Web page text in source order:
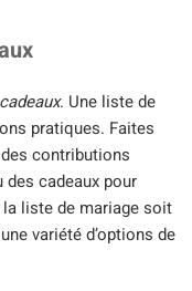
cadeaux. Une liste de
pratiques. Faites
contributions
cadeaux pour
liste de mariage soit
variété d’options de